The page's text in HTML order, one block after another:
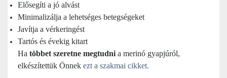
Elősegíti a jó alvást
Minimalizálja a lehetséges betegségeket
Javítja a vérkeringést
Tartós és évekig kitart
Ha többet szeretne megtudni a merinó gyapjúról,
elkészítettük Önnek ezt a szakmai cikket.